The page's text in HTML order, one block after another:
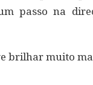
passo na
brilhar muito